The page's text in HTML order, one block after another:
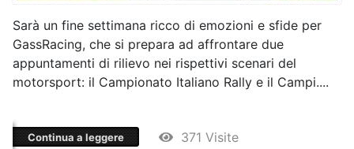
Sarà un fine settimana ricco di emozioni e sfide per
GassRacing, che si prepara ad affrontare due
appuntamenti di rilievo nei rispettivi scenari del
motorsport: il Campionato Italiano Rally e il Campi....
Continua a leggere 371 Visite